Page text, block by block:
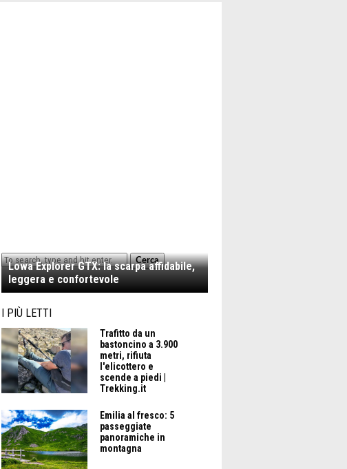
Cerca
Lowa Explorer GTX: la scarpa affidabile,
leggera e confortevole
I PIÙ LETTI
Trafitto da un
bastoncino a 3.900
metri, rifiuta
l'elicottero e
scende a piedi |
Trekking.it
Emilia al fresco: 5
passeggiate
panoramiche in
montagna